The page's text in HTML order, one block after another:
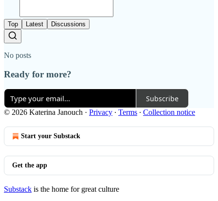
Top Latest Discussions
No posts
Ready for more?
Subscribe
© 2026 Katerina Janouch · Privacy ∙ Terms ∙ Collection notice
Start your Substack
Get the app
Substack is the home for great culture